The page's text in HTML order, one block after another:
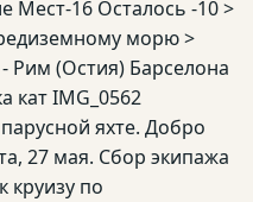
Мест-16 Осталось -10 >
морю >
Рим (Остия) Барселона
кат IMG_0562
яхте. Добро
27 мая. Сбор экипажа
круизу по